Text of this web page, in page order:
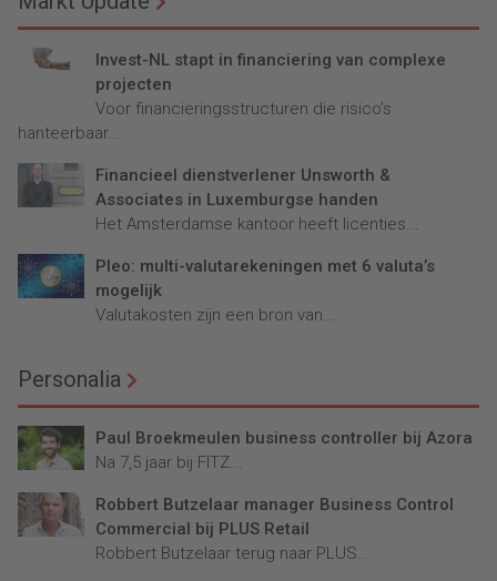
Invest-NL stapt in financiering van complexe
projecten
Voor financieringsstructuren die risico’s
hanteerbaar...
Financieel dienstverlener Unsworth &
Associates in Luxemburgse handen
Het Amsterdamse kantoor heeft licenties...
Pleo: multi-valutarekeningen met 6 valuta’s
mogelijk
Valutakosten zijn een bron van...
Personalia
Paul Broekmeulen business controller bij Azora
Na 7,5 jaar bij FITZ...
Robbert Butzelaar manager Business Control
Commercial bij PLUS Retail
Robbert Butzelaar terug naar PLUS...